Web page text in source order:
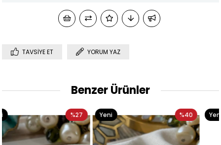
TAVSIYE ET YORUM YAZ
Benzer Ürünler
%40
Yeni
Ürün
Yeni
Ürün